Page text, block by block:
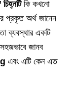
চিহ্নটিকি কখনো
প্রকৃত অর্থ জানেন
ব্যবস্থার একটি
জানব
এবং এটি কেন এত